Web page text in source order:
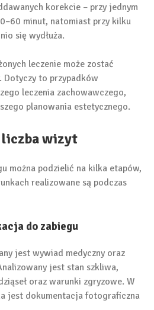
korekcie – przy jednym
minut, natomiast przy kilku
się wydłuża.
leczenie może zostać
Dotyczy to przypadków
leczenia zachowawczego,
planowania estetycznego.
liczba wizyt
można podzielić na kilka etapów,
realizowane są podczas
do zabiegu
jest wywiad medyczny oraz
jest stan szkliwa,
oraz warunki zgryzowe. W
jest dokumentacja fotograficzna